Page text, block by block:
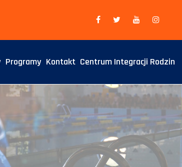
Programy Kontakt Centrum Integracji Rodzin